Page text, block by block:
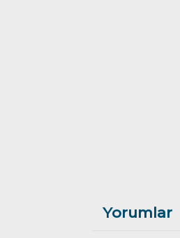
Yorumlar